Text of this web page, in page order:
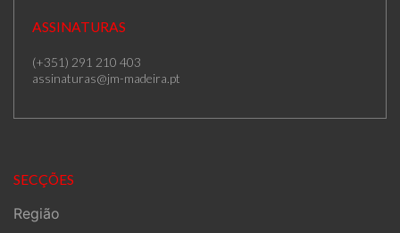
ASSINATURAS
(+351) 291 210 403
assinaturas@jm-madeira.pt
SECÇÕES
Região